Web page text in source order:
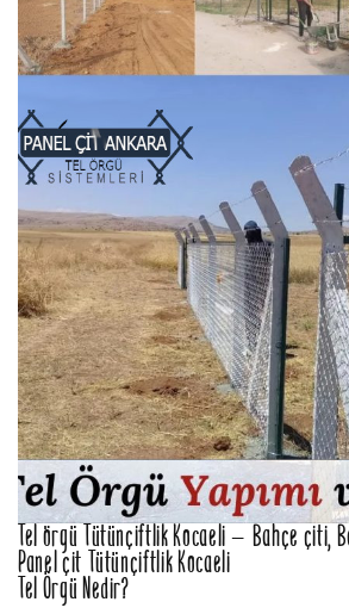
Tel örgü Tütünçiftlik Kocaeli – Bahçe çiti,
Panel çit Tütünçiftlik Kocaeli
Tel Örgü Nedir?